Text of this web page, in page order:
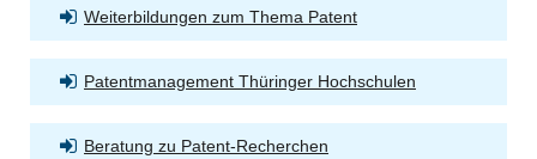
Weiterbildungen zum Thema Patent
Patentmanagement Thüringer Hochschulen
Beratung zu Patent-Recherchen